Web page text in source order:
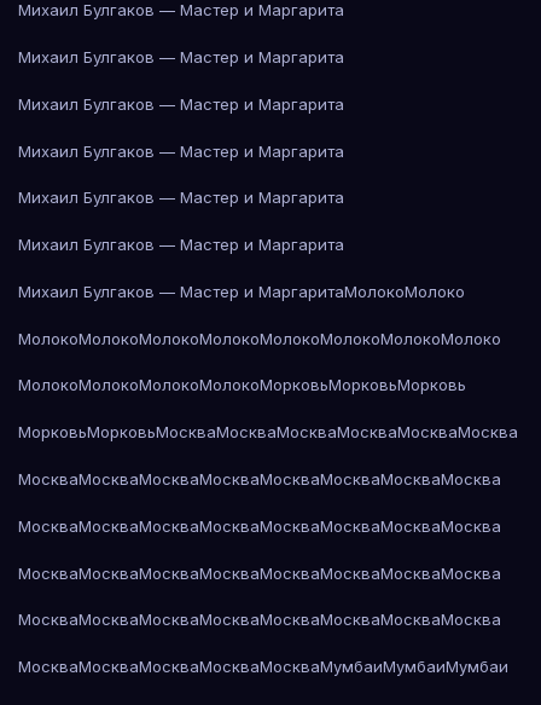
Михаил Булгаков — Мастер и Маргарита
Михаил Булгаков — Мастер и Маргарита
Михаил Булгаков — Мастер и Маргарита
Михаил Булгаков — Мастер и Маргарита
Михаил Булгаков — Мастер и Маргарита
Михаил Булгаков — Мастер и Маргарита
Михаил Булгаков — Мастер и МаргаритаМолокоМолоко
МолокоМолокоМолокоМолокоМолокоМолокоМолокоМолоко
МолокоМолокоМолокоМолокоМорковьМорковьМорковь
МорковьМорковьМоскваМоскваМоскваМоскваМоскваМосква
МоскваМоскваМоскваМоскваМоскваМоскваМоскваМосква
МоскваМоскваМоскваМоскваМоскваМоскваМоскваМосква
МоскваМоскваМоскваМоскваМоскваМоскваМоскваМосква
МоскваМоскваМоскваМоскваМоскваМоскваМоскваМосква
МоскваМоскваМоскваМоскваМоскваМумбаиМумбаиМумбаи